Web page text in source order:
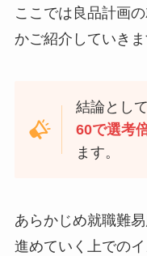
ここでは良品計画
かご紹介していきま
結論とし
60で選考
ます。
あらかじめ就職難
進めていく上での